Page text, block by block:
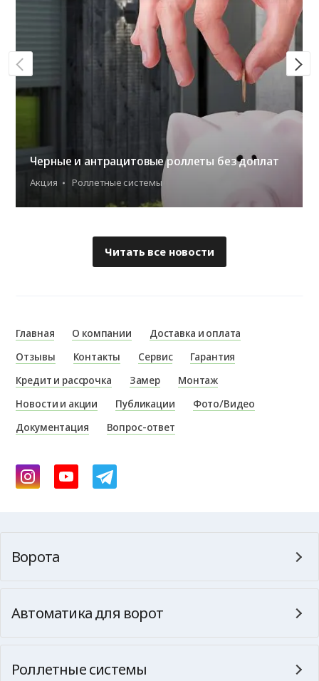
Черные и антрацитовые роллеты без доплат
Акция Роллетные системы
Читать все новости
Главная О компании
Доставка и оплата
Отзывы
Контакты Сервис
Гарантия
Кредит и рассрочка
Замер
Монтаж
Новости и акции
Публикации
Фото/Видео
Документация
Вопрос-ответ
Ворота
Автоматика для ворот
Роллетные системы